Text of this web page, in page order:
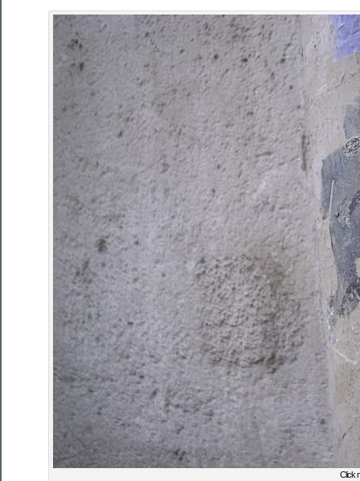
Click